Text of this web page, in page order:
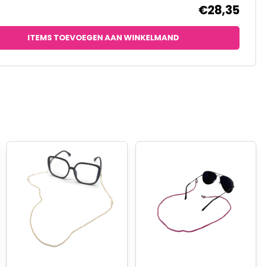
€28,35
ITEMS TOEVOEGEN AAN WINKELMAND